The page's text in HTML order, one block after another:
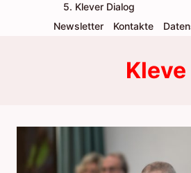
5. Klever Dialog
Newsletter
Kontakte
Kleve